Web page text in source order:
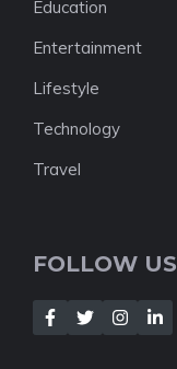
Education
Entertainment
Lifestyle
Technology
Travel
FOLLOW US